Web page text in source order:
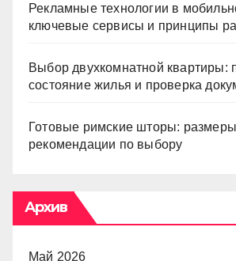
Рекламные технологии в
ключевые сервисы и принципы
Выбор двухкомнатной квартиры:
состояние жилья и проверка
Готовые римские шторы:
рекомендации по выбору
Архив
Май 2026